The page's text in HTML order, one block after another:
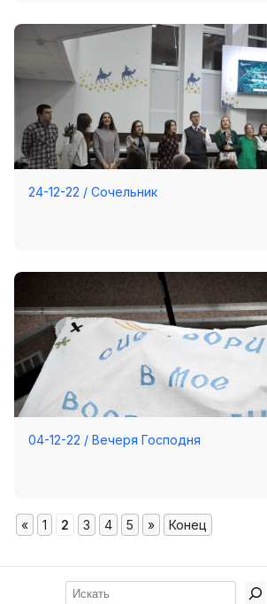
24-12-22 / Сочельник
04-12-22 / Вечеря Господня
« 1 2 3 4 5 » Конец
Поиск